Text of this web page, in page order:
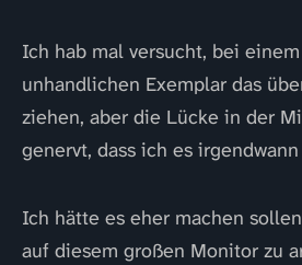
Ich hab mal versucht, bei
unhandlichen Exemplar das
ziehen, aber die Lücke in der
genervt, dass ich es
Ich hätte es eher machen
auf diesem großen Monitor zu